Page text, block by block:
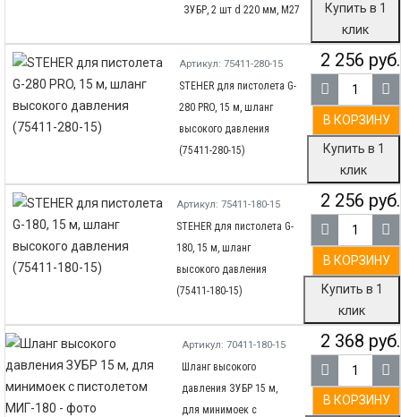
ЗУБР, 2 шт d 220 мм, М27
Купить в 1
клик
Артикул: 75411-280-15
STEHER для пистолета G-
280 PRO, 15 м, шланг
высокого давления
(75411-280-15)
2 256 руб.
В КОРЗИНУ
Купить в 1
клик
Артикул: 75411-180-15
STEHER для пистолета G-
180, 15 м, шланг
высокого давления
(75411-180-15)
2 256 руб.
В КОРЗИНУ
Купить в 1
клик
Артикул: 70411-180-15
Шланг высокого
давления ЗУБР 15 м,
для минимоек с
2 368 руб.
В КОРЗИНУ